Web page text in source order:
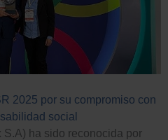
2025 por su compromiso con
social
ha sido reconocida por